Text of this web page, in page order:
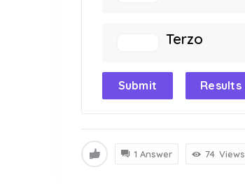
Terzo
Submit Results
1 Answer 74 Views